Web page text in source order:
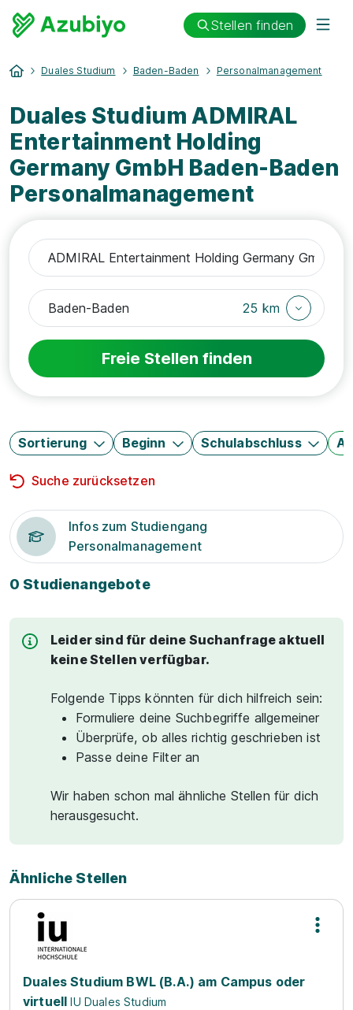
Stellen finden
Duales Studium Baden-Baden Personalmanagement
Duales Studium ADMIRAL
Entertainment Holding
Germany GmbH Baden-Baden
Personalmanagement
25 km
Freie Stellen finden
Sortierung Beginn Schulabschluss
Suche zurücksetzen
Infos zum Studiengang
Personalmanagement
0 Studienangebote
Leider sind für deine Suchanfrage aktuell
keine Stellen verfügbar.
Folgende Tipps könnten für dich hilfreich sein:
Formuliere deine Suchbegriffe allgemeiner
Überprüfe, ob alles richtig geschrieben ist
Passe deine Filter an
Wir haben schon mal ähnliche Stellen für dich
herausgesucht.
Ähnliche Stellen
Duales Studium BWL (B.A.) am Campus oder
virtuell IU Duales Studium